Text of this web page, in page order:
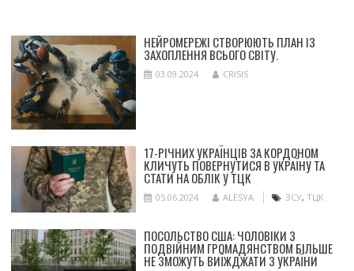
НЕЙРОМЕРЕЖІ СТВОРЮЮТЬ ПЛАН ІЗ
ЗАХОПЛЕННЯ ВСЬОГО СВІТУ.
03.09.2024 CRISIS
17-РІЧНИХ УКРАЇНЦІВ ЗА КОРДОНОМ
КЛИЧУТЬ ПОВЕРНУТИСЯ В УКРАЇНУ ТА
СТАТИ НА ОБЛІК У ТЦК
05.06.2024 ALESYA ЗСУ, ТЦК
ПОСОЛЬСТВО США: ЧОЛОВІКИ З
ПОДВІЙНИМ ГРОМАДЯНСТВОМ БІЛЬШЕ
НЕ ЗМОЖУТЬ ВИЇЖДЖАТИ З УКРАЇНИ